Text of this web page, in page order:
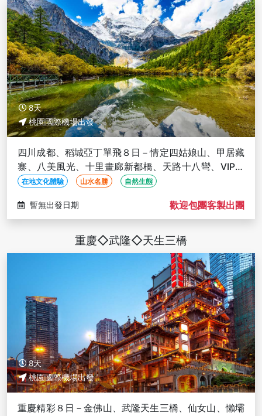
8天
桃園國際機場出發
四川成都、稻城亞丁單飛８日－情定四姑娘山、甲居藏
寨、八美風光、十里畫廊新都橋、天路十八彎、VIP三
排座椅 (文化參訪)
在地文化體驗 山水名勝 自然生態
暫無出發日期 歡迎包團客製出團
重慶◇武隆◇天生三橋
8天
桃園國際機場出發
重慶精彩８日－金佛山、武隆天生三橋、仙女山、懶壩